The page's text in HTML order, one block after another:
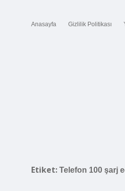
Anasayfa Gizlilik Politikası
Etiket: Telefon 100 şarj